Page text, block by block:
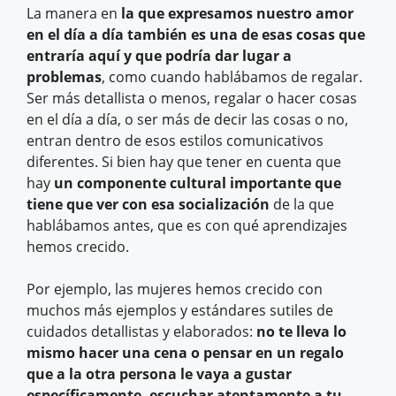
La manera en la que expresamos nuestro amor
en el día a día también es una de esas cosas que
entraría aquí y que podría dar lugar a
problemas, como cuando hablábamos de regalar.
Ser más detallista o menos, regalar o hacer cosas
en el día a día, o ser más de decir las cosas o no,
entran dentro de esos estilos comunicativos
diferentes. Si bien hay que tener en cuenta que
hay un componente cultural importante que
tiene que ver con esa socialización de la que
hablábamos antes, que es con qué aprendizajes
hemos crecido.
Por ejemplo, las mujeres hemos crecido con
muchos más ejemplos y estándares sutiles de
cuidados detallistas y elaborados: no te lleva lo
mismo hacer una cena o pensar en un regalo
que a la otra persona le vaya a gustar